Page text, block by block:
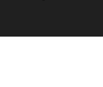
hier: